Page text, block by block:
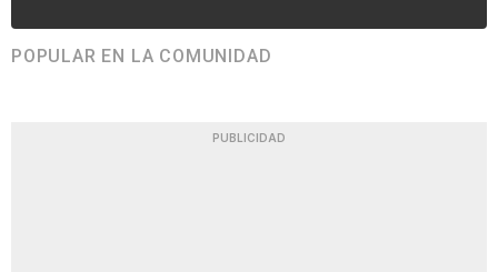
POPULAR EN LA COMUNIDAD
PUBLICIDAD